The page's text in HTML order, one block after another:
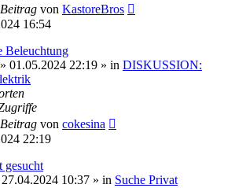
von KastoreBros
16:54
Beleuchtung
» 01.05.2024 22:19 » in DISKUSSION:
von cokesina
22:19
gesucht
27.04.2024 10:37 » in Suche Privat